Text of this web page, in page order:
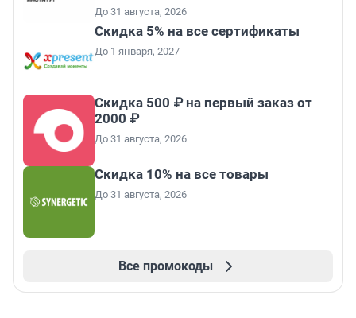
До 31 августа, 2026
Скидка 5% на все сертификаты
До 1 января, 2027
Скидка 500 ₽ на первый заказ от
2000 ₽
До 31 августа, 2026
Скидка 10% на все товары
До 31 августа, 2026
Все промокоды